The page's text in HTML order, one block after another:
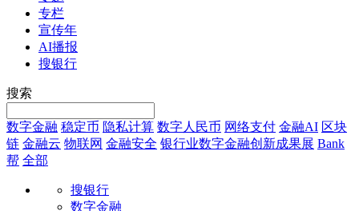
专栏
宣传年
AI播报
搜银行
搜索
数字金融 稳定币 隐私计算 数字人民币 网络支付 金融AI 区块
链 金融云 物联网 金融安全 银行业数字金融创新成果展 Bank
帮 全部
搜银行
数字金融